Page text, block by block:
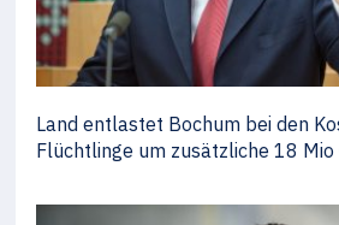
Land entlastet Bochum bei den
Flüchtlinge um zusätzliche 18